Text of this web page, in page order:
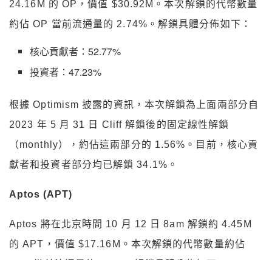
24.16M 的 OP，價值 $30.92M。本次解鎖的代幣數量
約佔 OP 當前流通量的 2.74%。解鎖具體分佈如下：
核心貢獻者：52.77%
投資者：47.23%
根據 Optimism 披露的資訊，本次解鎖為上面兩部分自
2023 年 5 月 31 日 Cliff 解鎖後的固定線性解鎖
（monthly），約佔這兩部分的 1.56%。目前，核心貢
獻者和投資者部分均已解鎖 34.1%。
Aptos (APT)
Aptos 將在北京時間 10 月 12 日 8am 解鎖約 4.45M
的 APT，價值 $17.16M。本次解鎖的代幣數量約佔